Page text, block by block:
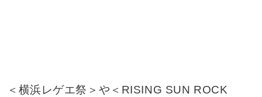
＜横浜レゲエ祭＞や＜RISING SUN ROCK